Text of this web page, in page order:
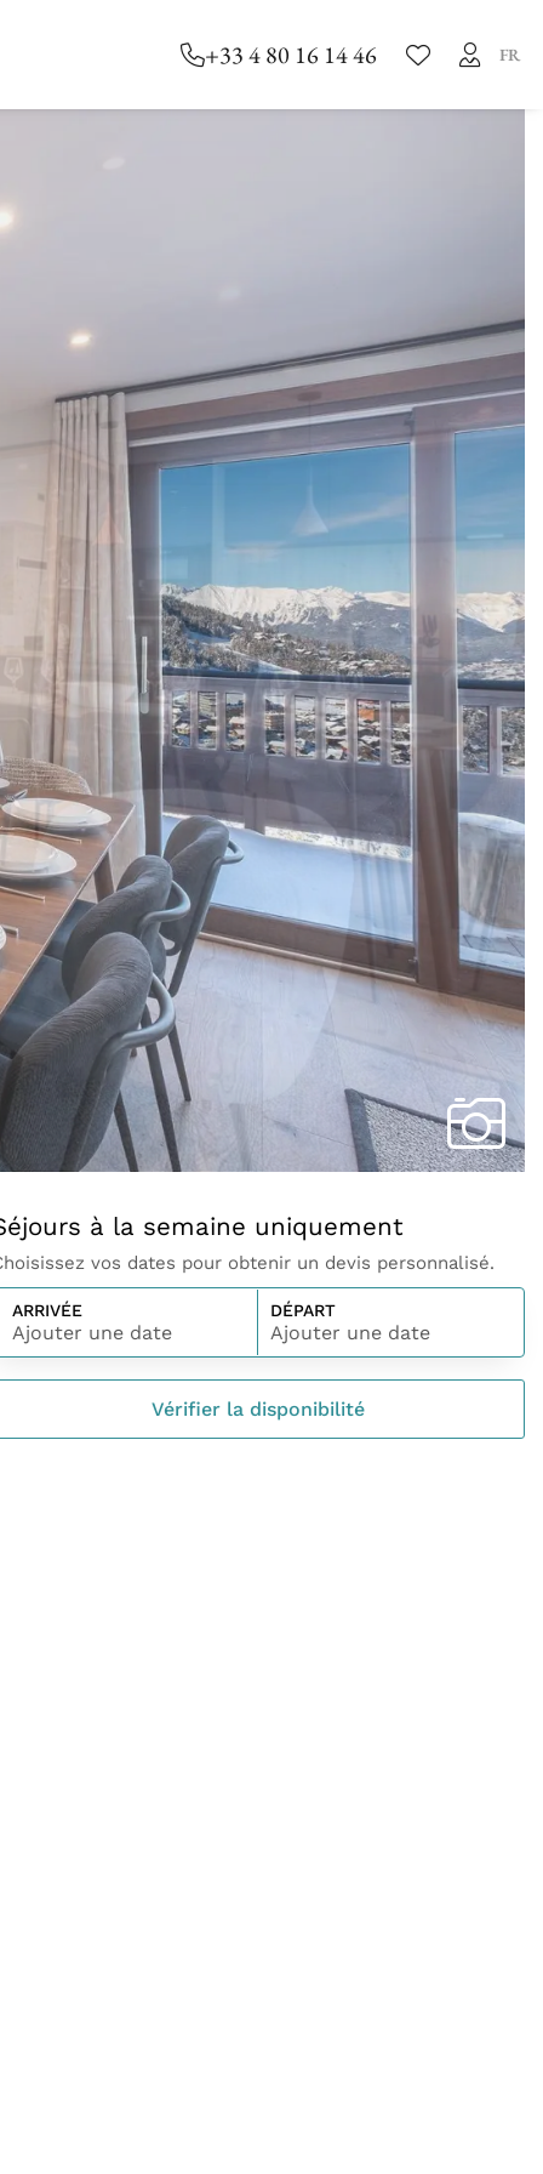
+33 4 80 16 14 46 FR
à la semaine uniquement
vos dates pour obtenir un devis personnalisé.
ARRIVÉE
Ajouter une date
DÉPART
Ajouter une date
Vérifier la disponibilité